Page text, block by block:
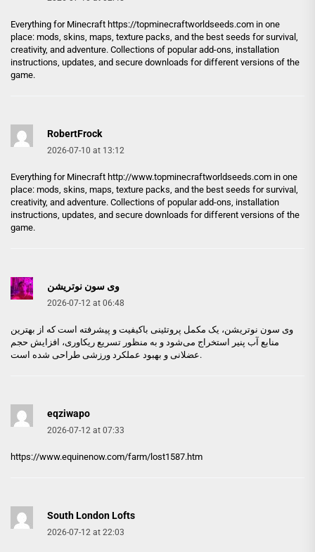
Everything for Minecraft https://topminecraftworldseeds.com in one
place: mods, skins, maps, texture packs, and the best seeds for survival,
creativity, and adventure. Collections of popular add-ons, installation
instructions, updates, and secure downloads for different versions of the
game.
RobertFrock
2026-07-10 at 13:12
Everything for Minecraft http://www.topminecraftworldseeds.com in one
place: mods, skins, maps, texture packs, and the best seeds for survival,
creativity, and adventure. Collections of popular add-ons, installation
instructions, updates, and secure downloads for different versions of the
game.
وی سون نوتریشن
2026-07-12 at 06:48
وی سون نوتریشن، یک مکمل پروتئینی باکیفیت و پیشرفته است که از بهترین
منابع آب پنیر استخراج می‌شود و به منظور تسریع ریکاوری، افزایش حجم
عضلانی و بهبود عملکرد ورزشی طراحی شده است.
eqziwapo
2026-07-12 at 07:33
https://www.equinenow.com/farm/lost1587.htm
South London Lofts
2026-07-12 at 22:03